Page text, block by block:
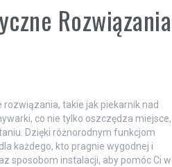
Rozwiązania
takie jak piekarnik nad
co nie tylko oszczędza miejsce,
Dzięki różnorodnym funkcjom
każdego, kto pragnie wygodnej i
sposobom instalacji, aby pomóc Ci w